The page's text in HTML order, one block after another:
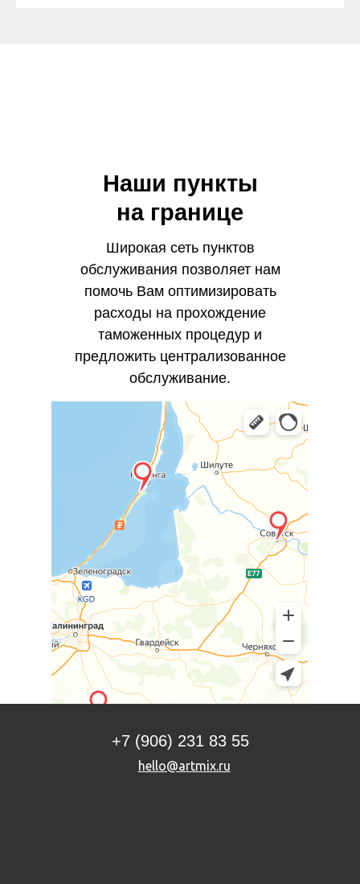
Наши пункты
на границе
Широкая сеть пунктов
обслуживания позволяет нам
помочь Вам оптимизировать
расходы на прохождение
таможенных процедур и
предложить централизованное
обслуживание.
+7 (906) 231 83 55
hello@artmix.ru